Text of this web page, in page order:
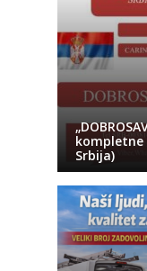
kompletne
Srbija)